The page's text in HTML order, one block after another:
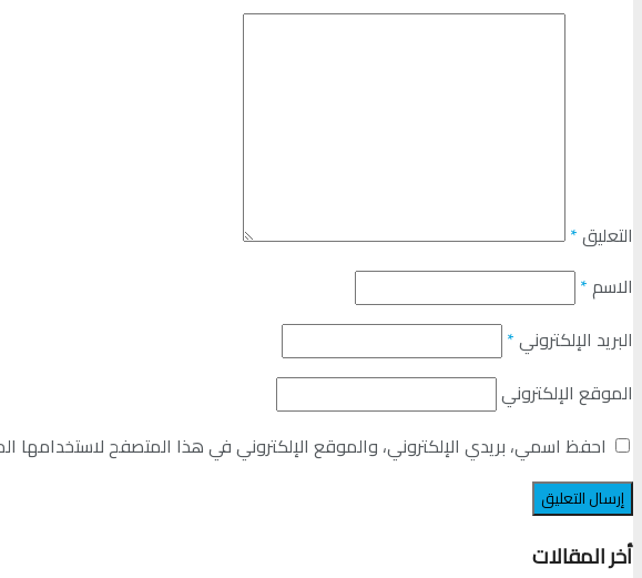
التعليق*
الاسم*
البريد الإلكتروني*
الموقع الإلكتروني
احفظ اسمي، بريدي الإلكتروني، والموقع الإلكتروني في هذا المتصفح لاستخدامها
أخر المقالات